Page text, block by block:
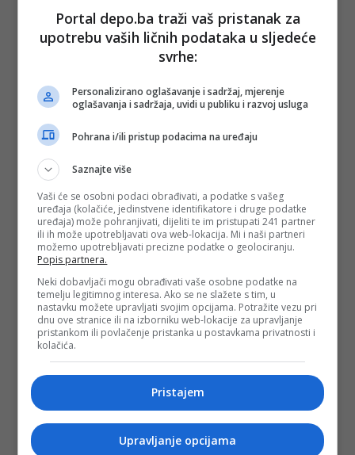
transport i slično.
11. Sjedinjene Američke Države se obavezuju da će, s
obzirom na napredak pregovora o konačnom sporazumu,
Republike Iran biti oslobođeni i u potpunosti dostupni. Ova
sredstva, bilo da se nalaze na glavnom računu ili su
prebačena, bit će korištena za bilo koju isplatu konačnom
korisniku koju odredi Centralna banka Islamske Republike
Iran i bit će u potpunosti dostupna za korištenje. Sjedinjene
potrebne dozvole i licence.
12. Islamska Republika Iran i Sjedinjene Američke Države se
slažu da će se uspostaviti mehanizam implementacije kako
bi se nadgledala uspješna implementacija i buduća obaveza
prema Konačnom sporazumu.
13. Nakon potpisivanja ovog Memoranduma o
razumijevanju i po prijemu uvjeravanja u vezi s početkom
primjene članova 4, 5, 10 i 11 ovog Memoranduma o
razumijevanju i nastavkom provedbe ovih koraka, Islamska
Republika Iran i Sjedinjene Američke Države će započeti
pregovore o konačnom sporazumu isključivo u odnosu na
preostale članove.
rezolucije Vijeća sigurnosti UN-a.
(DEPO PORTAL/dg)
PODIJELI NA
Portal depo.ba traži vaš pristanak za
upotrebu vaših ličnih podataka u sljedeće
svrhe:
Personalizirano oglašavanje i sadržaj, mjerenje
oglašavanja i sadržaja, uvidi u publiku i razvoj usluga
Pohrana i/ili pristup podacima na uređaju
Saznajte više
Vaši će se osobni podaci obrađivati, a podatke s vašeg
uređaja (kolačiće, jedinstvene identifikatore i druge podatke
uređaja) može pohranjivati, dijeliti te im pristupati 241 partner
ili ih može upotrebljavati ova web-lokacija. Mi i naši partneri
možemo upotrebljavati precizne podatke o geolociranju.
Popis partnera.
Neki dobavljači mogu obrađivati vaše osobne podatke na
temelju legitimnog interesa. Ako se ne slažete s tim, u
nastavku možete upravljati svojim opcijama. Potražite vezu pri
dnu ove stranice ili na izborniku web-lokacije za upravljanje
pristankom ili povlačenje pristanka u postavkama privatnosti i
kolačića.
Pristajem
Upravljanje opcijama